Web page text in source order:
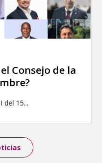
Consejo de la
del 15...